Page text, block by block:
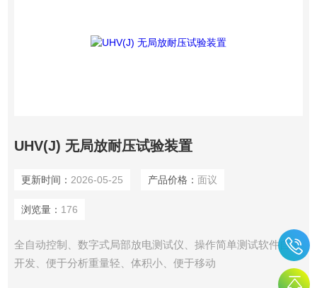
UHV(J) 无局放耐压试验装置
更新时间： 2026-05-25 产品价格： 面议
浏览量： 176
全自动控制、数字式局部放电测试仪、操作简单测试软件自主
开发、便于分析重量轻、体积小、便于移动